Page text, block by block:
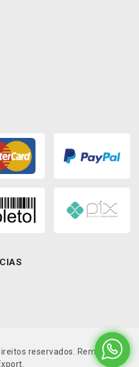
reservados. Rema Import